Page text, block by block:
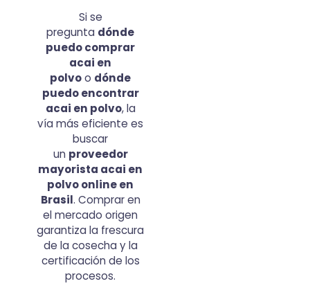
Si se
pregunta dónde
puedo comprar
acai en
polvoo dónde
puedo encontrar
acai en polvo, la
vía más eficiente es
buscar
un proveedor
mayorista acai en
polvo online en
Brasil. Comprar en
el mercado origen
garantiza la frescura
de la cosecha y la
certificación de los
procesos.